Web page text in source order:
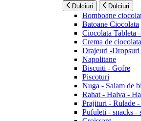
Dulciuri Dulciuri
Bomboane
Batoane Ciocolata
Ciocolata Tableta
Crema de ciocolata
Drajeuri -Dropsuri
Napolitane
Biscuiti - Gofre
Piscoturi
Nuga - Salam de
Rahat - Halva -
Prajituri - Rulade
Pufuleti - snacks -